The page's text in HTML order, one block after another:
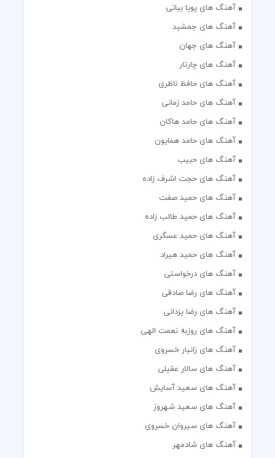
آهنگ های پویا بیاتی
آهنگ های جمشید
آهنگ های جهان
آهنگ های چارتار
آهنگ های حافظ ناظری
آهنگ های حامد زمانی
آهنگ های حامد هاکان
آهنگ های حامد همایون
آهنگ های حبیب
آهنگ های حجت اشرف زاده
آهنگ های حمید صفت
آهنگ های حمید طالب زاده
آهنگ های حمید عسگری
آهنگ های حمید هیراد
آهنگ های درخواستی
آهنگ های رضا صادقی
آهنگ های رضا یزدانی
آهنگ های روزبه نعمت الهی
آهنگ های زانیار خسروی
آهنگ های سالار عقیلی
آهنگ های سعید آسایش
آهنگ های سعید شهروز
آهنگ های سیروان خسروی
آهنگ های شادمهر